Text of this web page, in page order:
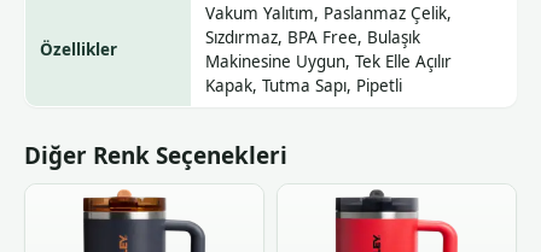
Özellikler
Vakum Yalıtım, Paslanmaz Çelik,
Sızdırmaz, BPA Free, Bulaşık
Makinesine Uygun, Tek Elle Açılır
Kapak, Tutma Sapı, Pipetli
Diğer Renk Seçenekleri